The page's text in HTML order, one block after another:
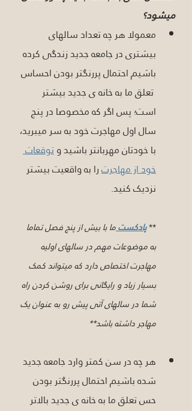
میشود؟
معمولا هر چه تعداد سالهای
بیشتری در جامعه جدید زندگی کرده
باشیم احتمال پررنگتر بودن احساس
تعلق ما به خانه ی جدید بیشتر
است؛ پس اگر که مخصوصا در پنج
سال اول مهاجرت خود به سر میبرید،
با خودتان مهربانتر باشید و توقعات
خود از مهاجرت را به واقعیت بیشتر
نزدیک کنید.
**پادکستما با بیش از پنج فصل تماما
به موضوعات مهم در سالهای اولیه
مهاجرت اختصاص دارد که میتواند کمک
بسیار زیاد و رایگانی برای روشن کردن راه
شما در سالهای آتی پیش رو به عنوان یک
مهاجر داشته باشد**
هر چه در سن کمتر وارد جامعه جدید
شده باشیم احتمال پررنگتر بودن
حس تعلق ما به خانه ی جدید بالاتر